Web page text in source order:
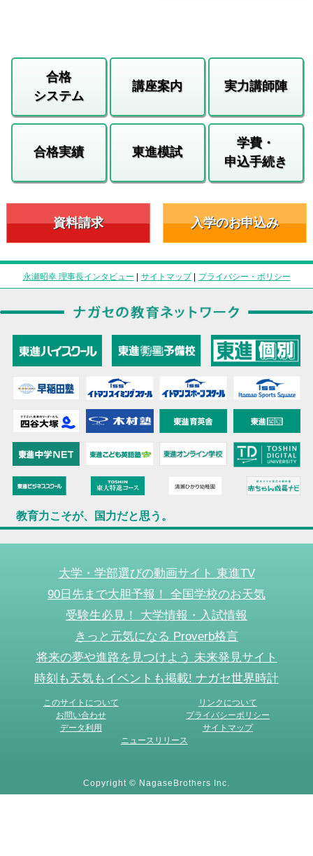
合格
システム
講座案内 実力講師陣
合格実績 東進模試
学費・
申込手続き
資料請求 入学のお申込み
永瀬昭幸 理事長インタビュー | サイトマップ| プライバシー・ポリシー
教育力こそが、国力だと思う。
大学・学部選びの動画サイト 東進TV
90日先まで大胆予報！ 全国学校のお天気
受験生必見！ 大学情報・入試情報
きっと元気になる Proverb格言
将来の夢や進路を見つけよう 未来発見サイト
時刻も天気もイベントも掲載! ナガセ世界時計
このサイトについて
リンクについて
お問い合わせ
プライバシーポリシー
データ利用
サイトマップ
ニュースリリース
Copyright © NagaseBrothers Inc.